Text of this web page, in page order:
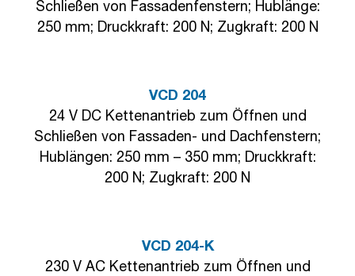
Schließen von Fassadenfenstern; Hublänge:
250 mm; Druckkraft: 200 N; Zugkraft: 200 N
VCD 204
24 V DC Kettenantrieb zum Öffnen und
Schließen von Fassaden- und Dachfenstern;
Hublängen: 250 mm – 350 mm; Druckkraft:
200 N; Zugkraft: 200 N
VCD 204-K
230 V AC Kettenantrieb zum Öffnen und